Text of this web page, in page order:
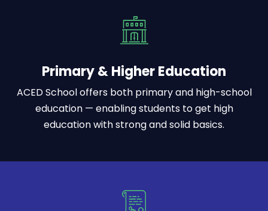
Primary & Higher Education
ACED School offers both primary and high-school
education — enabling students to get high
education with strong and solid basics.